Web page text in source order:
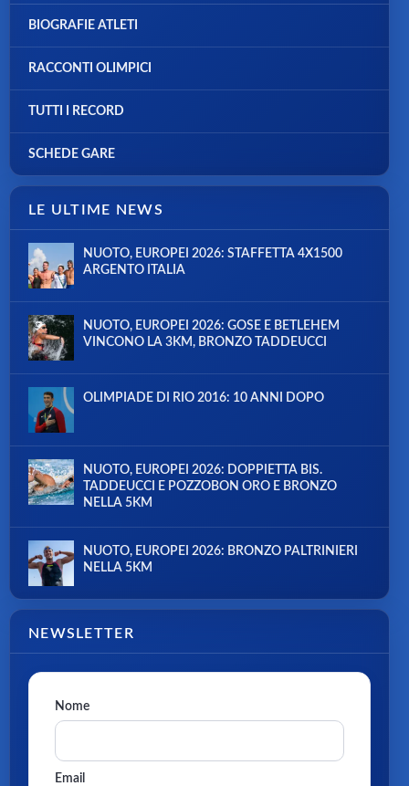
BIOGRAFIE ATLETI
RACCONTI OLIMPICI
TUTTI I RECORD
SCHEDE GARE
LE ULTIME NEWS
NUOTO, EUROPEI 2026: STAFFETTA 4X1500
ARGENTO ITALIA
NUOTO, EUROPEI 2026: GOSE E BETLEHEM
VINCONO LA 3KM, BRONZO TADDEUCCI
OLIMPIADE DI RIO 2016: 10 ANNI DOPO
NUOTO, EUROPEI 2026: DOPPIETTA BIS.
TADDEUCCI E POZZOBON ORO E BRONZO
NELLA 5KM
NUOTO, EUROPEI 2026: BRONZO PALTRINIERI
NELLA 5KM
NEWSLETTER
Nome
Email